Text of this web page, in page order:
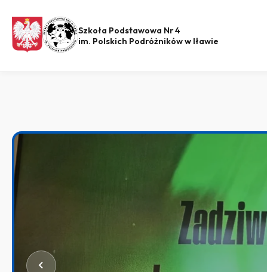
Szkoła Podstawowa Nr 4
im. Polskich Podróżników w Iławie